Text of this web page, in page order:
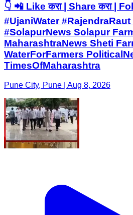
👇 📲 Like करा | Share करा |
#UjaniWater #RajendraRaut
#SolapurNews Solapur
MaharashtraNews Sheti
WaterForFarmers
TimesOfMaharashtra
Pune City, Pune | Aug 8, 2026